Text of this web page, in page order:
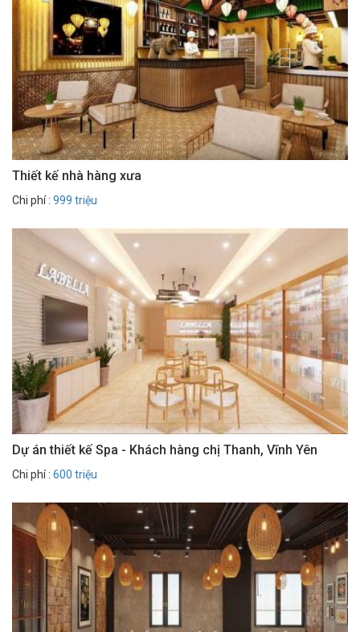
Thiết kế nhà hàng xưa
Chi phí : 999 triệu
Dự án thiết kế Spa - Khách hàng chị Thanh, Vĩnh Yên
Chi phí : 600 triệu